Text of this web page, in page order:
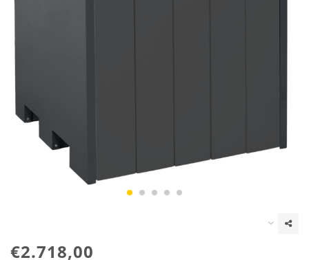
€2.718,00